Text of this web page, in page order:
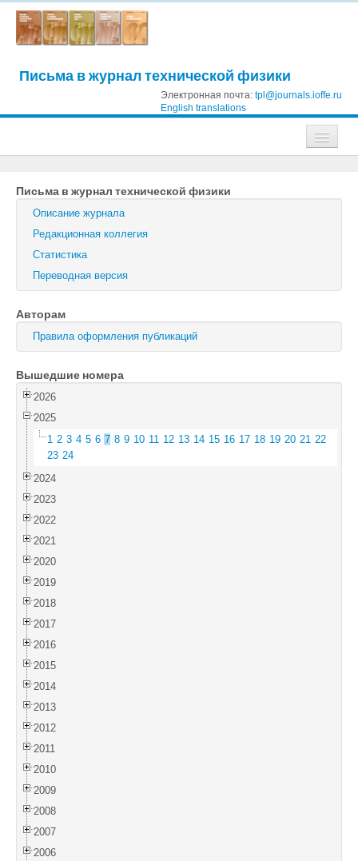
Письма в журнал технической физики
Электронная почта: tpl@journals.ioffe.ru
English translations
Журнал технической физики
Письма в Журнал технической физики
Физика твердого тела
Физика и техника полупроводников
Оптика и спектроскопия
Поиск
Войти
Письма в журнал технической физики
Описание журнала
Редакционная коллегия
Статистика
Переводная версия
Авторам
Правила оформления публикаций
Вышедшие номера
2026
2025
1 2 3 4 5 6 7 8 9 10 11 12 13 14 15 16 17 18 19 20 21 22
23 24
2024
2023
2022
2021
2020
2019
2018
2017
2016
2015
2014
2013
2012
2011
2010
2009
2008
2007
2006